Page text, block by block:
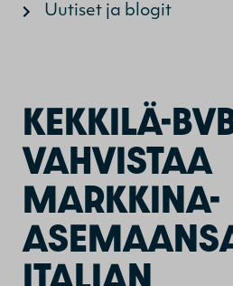
Uutiset ja blogit
KEKKILÄ-
VAHVISTAA
MARKKINA-